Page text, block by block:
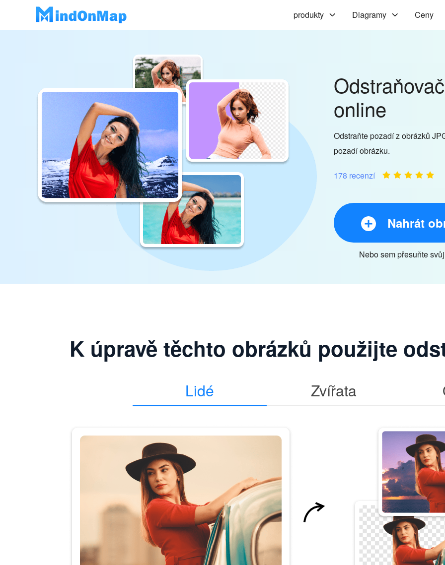
produkty Diagramy Ceny
online
Odstraňte pozadí z obrázků
pozadí obrázku.
178 recenzí
Nahrát
Nebo sem přesuňte
K úpravě těchto obrázků použijte
Lidé Zvířata